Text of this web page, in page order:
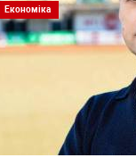
Економіка